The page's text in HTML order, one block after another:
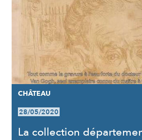
CHÂTEAU
28/05/2020
La collection